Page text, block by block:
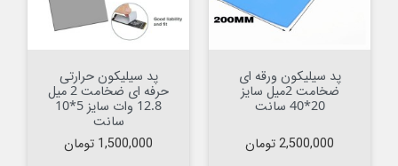
پد سیلیکون ورقه ای
ضخامت 2میل سایز
20*40 سانت
قیمت
2,500,000 تومان
پد سیلیکون حرارتی
حرفه ای ضخامت 2 میل
12.8 وات سایز 5*10
سانت
قیمت
1,500,000 تومان